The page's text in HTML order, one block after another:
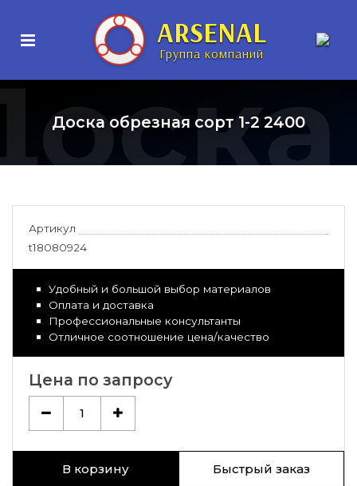
ARSENAL
Группа компаний
Доска обрезная сорт 1-2 2400
Артикул
t18080924
Удобный и большой выбор материалов
Оплата и доставка
Профессиональные консультанты
Отличное соотношение цена/качество
Цена по запросу
1
В корзину Быстрый заказ